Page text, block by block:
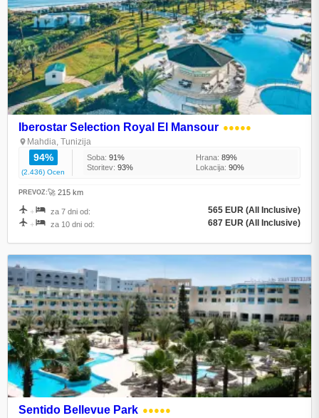
Iberostar Selection Royal El Mansour ●●●●●
Mahdia, Tunizija
94%
(2.436) Ocen
Soba: 91% Hrana: 89%
Storitev: 93% Lokacija: 90%
PREVOZ:🚀 215 km
+ za 7 dni od: 565 EUR (All Inclusive)
+ za 10 dni od: 687 EUR (All Inclusive)
Sentido Bellevue Park ●●●●●